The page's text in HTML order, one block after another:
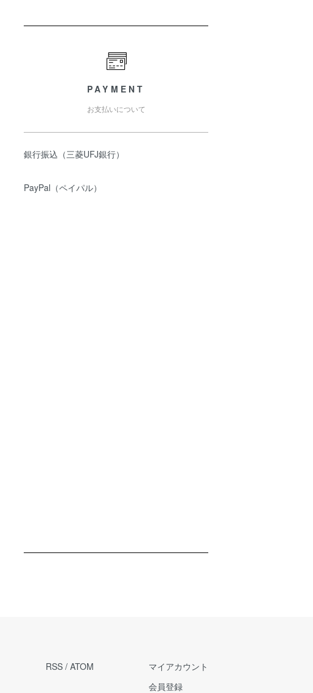
PAYMENT
お支払いについて
銀行振込（三菱UFJ銀行）
PayPal（ペイパル）
RSS / ATOM
マイアカウント
会員登録